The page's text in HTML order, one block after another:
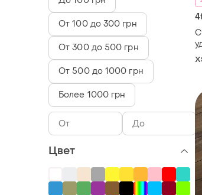
От 100 до 300 грн
От 300 до 500 грн
От 500 до 1000 грн
Более 1000 грн
Цвет